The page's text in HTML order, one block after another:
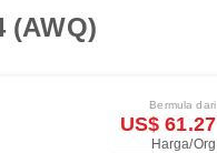
(AWQ)
Bermula dari
US$ 61.27
Harga/Org